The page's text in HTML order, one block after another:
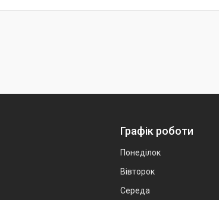
Графік роботи
Понеділок
Вівторок
Середа